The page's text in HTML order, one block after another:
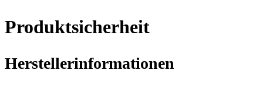
Produktsicherheit
Herstellerinformationen